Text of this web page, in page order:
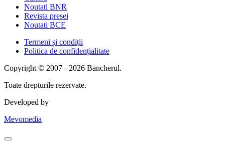
Noutati BNR
Revista presei
Noutati BCE
Termeni și condiții
Politica de confidențialitate
Copyright © 2007 - 2026 Bancherul.
Toate drepturile rezervate.
Developed by
Mevomedia